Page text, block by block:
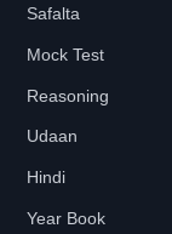
Safalta
Mock Test
Reasoning
Udaan
Hindi
Year Book